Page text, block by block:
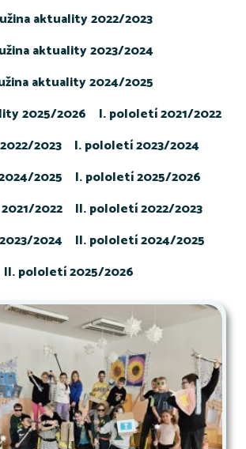
aktuality 2022/2023
aktuality 2023/2024
aktuality 2024/2025
2025/2026
I. pololetí 2021/2022
2023
I. pololetí 2023/2024
2025
I. pololetí 2025/2026
2022
II. pololetí 2022/2023
2024
II. pololetí 2024/2025
II. pololetí 2025/2026